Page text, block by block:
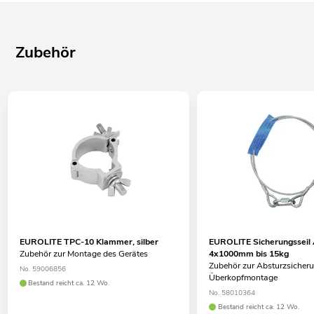
Zubehör
EUROLITE TPC-10 Klammer, silber
Zubehör zur Montage des Gerätes
No. 59006856
Bestand reicht ca. 12 Wo.
EUROLITE Sicherungsseil
4x1000mm bis 15kg
Zubehör zur
Überkopfmontage
No. 58010364
Bestand reicht ca. 12 Wo.